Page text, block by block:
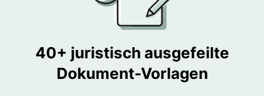
40+ juristisch ausgefeilte
Dokument-Vorlagen